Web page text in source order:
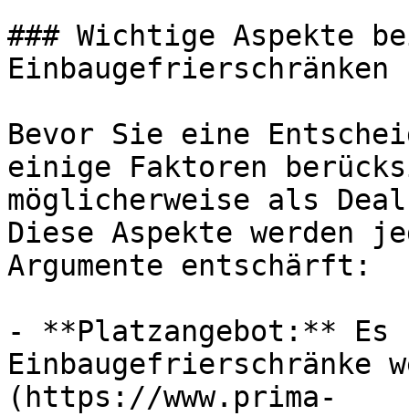
### Wichtige Aspekte
Einbaugefrierschränken
Bevor Sie eine
einige Faktoren
möglicherweise als
Diese Aspekte werden
Argumente entschärft:
- **Platzangebot:** Es
Einbaugefrierschränke
(https://www.prima-